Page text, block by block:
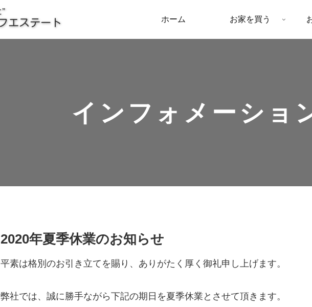
ホーム お家を買う
インフォメーショ
2020年夏季休業のお知らせ
平素は格別のお引き立てを賜り、ありがたく厚く御礼申し上げます。
弊社では、誠に勝手ながら下記の期日を夏季休業とさせて頂きます。